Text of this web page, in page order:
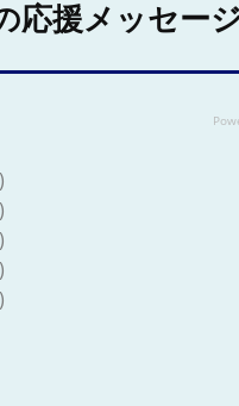
応援メッセー